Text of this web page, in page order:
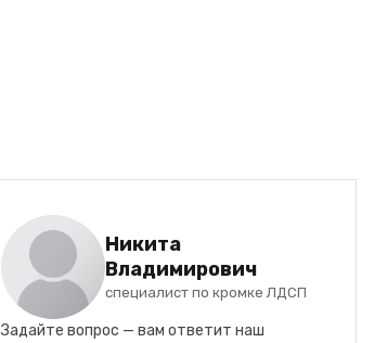
Никита
Владимирович
специалист по кромке ЛДСП
Задайте вопрос — вам ответит наш